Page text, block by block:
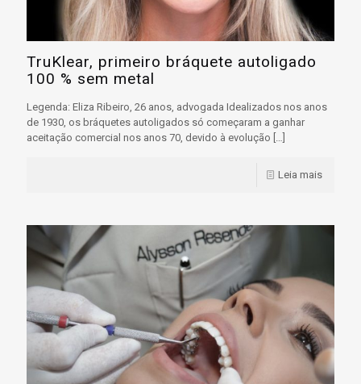
TruKlear, primeiro bráquete autoligado
100 % sem metal
Legenda: Eliza Ribeiro, 26 anos, advogada Idealizados nos anos
de 1930, os bráquetes autoligados só começaram a ganhar
aceitação comercial nos anos 70, devido à evolução
Leia mais